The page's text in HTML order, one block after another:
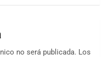
no será publicada. Los